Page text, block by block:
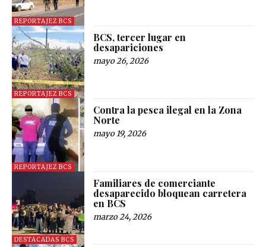
REPORTAJEZ BCS
REPORTAJEZ BCS
BCS, tercer lugar en
desapariciones
mayo 26, 2026
REPORTAJEZ BCS
Contra la pesca ilegal en la Zona
Norte
mayo 19, 2026
DESTACADAS BCS
Familiares de comerciante
desaparecido bloquean carretera
en BCS
marzo 24, 2026